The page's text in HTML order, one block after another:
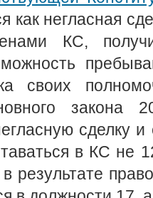
как негласная
КС,
своих
закона
сделку и
в КС не
результате